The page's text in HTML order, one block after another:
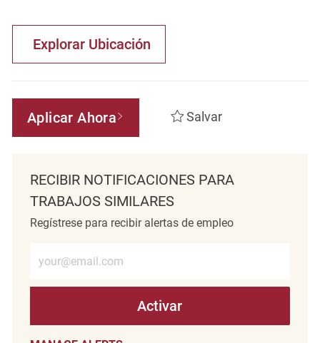
Explorar Ubicación
Aplicar Ahora Salvar
RECIBIR NOTIFICACIONES PARA
TRABAJOS SIMILARES
Regístrese para recibir alertas de empleo
Activar